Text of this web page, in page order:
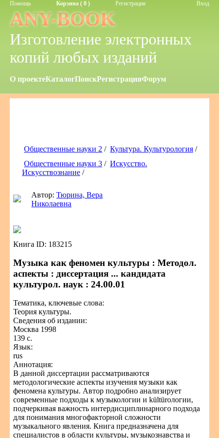
Помощь Корзина ( 0 ) Регистрация Вход
ANY-BOOK
Изготовление электронных
копий любых изданий
О проектеКаталогПоискРегистрацияФорум
Общественные науки 2 / Культура. Культурология /
Общественные науки 3 / Искусство.
Искусствознание /
Автор:Тюрина, Вера
Николаевна
Книга ID: 183215
Музыка как феномен культуры : Методол.
аспекты : диссертация ... кандидата
культурол. наук : 24.00.01
Тематика, ключевые слова:
Теория культуры.
Сведения об издании:
Москва 1998
139 с.
Язык:
rus
Аннотация:
В данной диссертации рассматриваются
методологические аспекты изучения музыки как
феномена культуры. Автор подробно анализирует
современные подходы к музыкологии и kültürологии,
подчеркивая важность интердисциплинарного подхода
для понимания многофакторной сложности
музыкального явления. Книга предназначена для
специалистов в области культуры, музыкознавства и